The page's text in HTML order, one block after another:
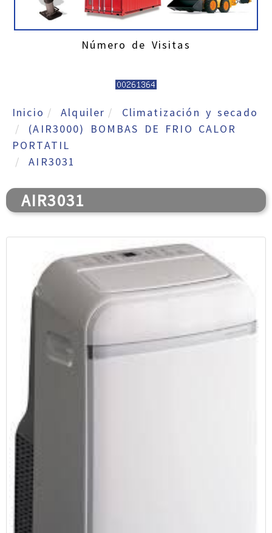
Número de Visitas
Inicio Alquiler
Climatización y secado
(AIR3000) BOMBAS DE FRIO CALOR
PORTATIL
AIR3031
AIR3031